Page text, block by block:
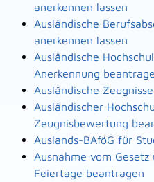
anerkennen lassen
Ausländische
anerkennen lassen
Ausländische
Anerkennung
Ausländische
Ausländischer
Zeugnisbewertung
Auslands-BAföG für
Ausnahme vom
Feiertage beantragen